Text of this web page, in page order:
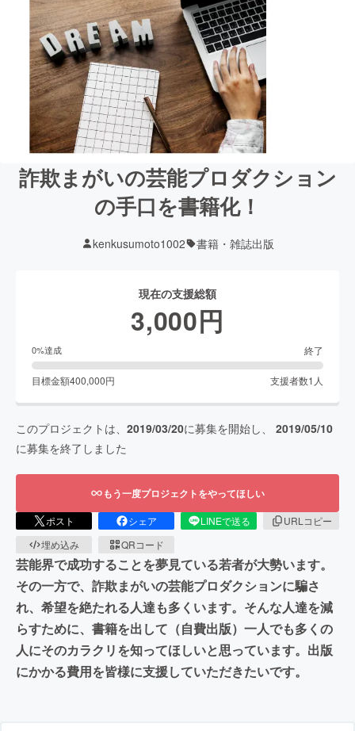
詐欺まがいの芸能プロダクション
の手口を書籍化！
kenkusumoto1002 書籍・雑誌出版
現在の支援総額
3,000円
0%達成 終了
目標金額400,000円 支援者数1 人
このプロジェクトは、 2019/03/20に募集を開始し、 2019/05/10
に募集を終了しました
もう一度プロジェクトをやってほしい
ポスト シェア LINEで送る
URLコピー
埋め込み
QRコード
芸能界で成功することを夢見ている若者が大勢います。
その一方で、詐欺まがいの芸能プロダクションに騙さ
れ、希望を絶たれる人達も多くいます。そんな人達を減
らすために、書籍を出して（自費出版）一人でも多くの
人にそのカラクリを知ってほしいと思っています。出版
にかかる費用を皆様に支援していただきたいです。